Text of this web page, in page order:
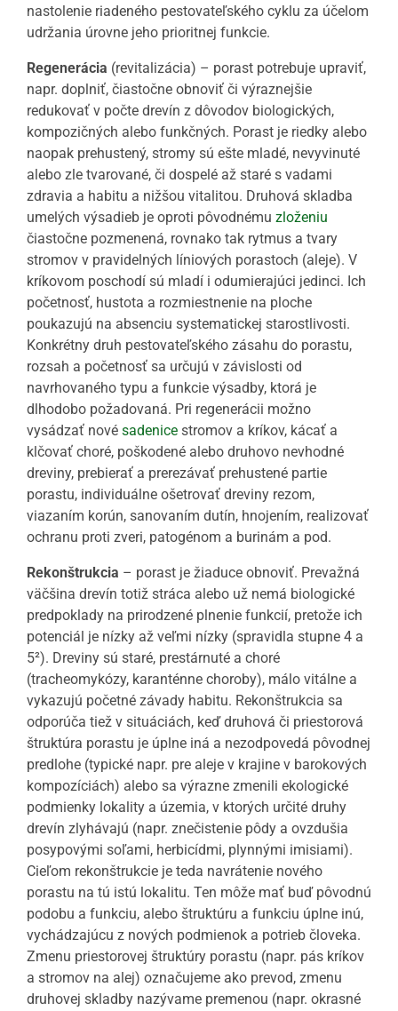
nastolenie riadeného pestovateľského cyklu za účelom
udržania úrovne jeho prioritnej funkcie.
Regenerácia (revitalizácia) – porast potrebuje upraviť,
napr. doplniť, čiastočne obnoviť či výraznejšie
redukovať v počte drevín z dôvodov biologických,
kompozičných alebo funkčných. Porast je riedky alebo
naopak prehustený, stromy sú ešte mladé, nevyvinuté
alebo zle tvarované, či dospelé až staré s vadami
zdravia a habitu a nižšou vitalitou. Druhová skladba
umelých výsadieb je oproti pôvodnému zloženiu
čiastočne pozmenená, rovnako tak rytmus a tvary
stromov v pravidelných líniových porastoch (aleje). V
kríkovom poschodí sú mladí i odumierajúci jedinci. Ich
početnosť, hustota a rozmiestnenie na ploche
poukazujú na absenciu systematickej starostlivosti.
Konkrétny druh pestovateľského zásahu do porastu,
rozsah a početnosť sa určujú v závislosti od
navrhovaného typu a funkcie výsadby, ktorá je
dlhodobo požadovaná. Pri regenerácii možno
vysádzať nové sadenice stromov a kríkov, kácať a
klčovať choré, poškodené alebo druhovo nevhodné
dreviny, prebierať a prerezávať prehustené partie
porastu, individuálne ošetrovať dreviny rezom,
viazaním korún, sanovaním dutín, hnojením, realizovať
ochranu proti zveri, patogénom a burinám a pod.
Rekonštrukcia – porast je žiaduce obnoviť. Prevažná
väčšina drevín totiž stráca alebo už nemá biologické
predpoklady na prirodzené plnenie funkcií, pretože ich
potenciál je nízky až veľmi nízky (spravidla stupne 4 a
5²). Dreviny sú staré, prestárnuté a choré
(tracheomykózy, karanténne choroby), málo vitálne a
vykazujú početné závady habitu. Rekonštrukcia sa
odporúča tiež v situáciách, keď druhová či priestorová
štruktúra porastu je úplne iná a nezodpovedá pôvodnej
predlohe (typické napr. pre aleje v krajine v barokových
kompozíciách) alebo sa výrazne zmenili ekologické
podmienky lokality a územia, v ktorých určité druhy
drevín zlyhávajú (napr. znečistenie pôdy a ovzdušia
posypovými soľami, herbicídmi, plynnými imisiami).
Cieľom rekonštrukcie je teda navrátenie nového
porastu na tú istú lokalitu. Ten môže mať buď pôvodnú
podobu a funkciu, alebo štruktúru a funkciu úplne inú,
vychádzajúcu z nových podmienok a potrieb človeka.
Zmenu priestorovej štruktúry porastu (napr. pás kríkov
a stromov na alej) označujeme ako prevod, zmenu
druhovej skladby nazývame premenou (napr. okrasné